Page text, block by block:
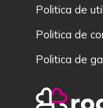
Politica de
Politica de
Politica de